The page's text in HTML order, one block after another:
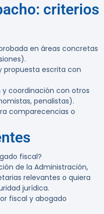
criterios
en áreas concretas
propuesta escrita con
coordinación con otros
penalistas).
comparecencias o
fiscal?
de la Administración,
relevantes o quiera
jurídica.
fiscal y abogado